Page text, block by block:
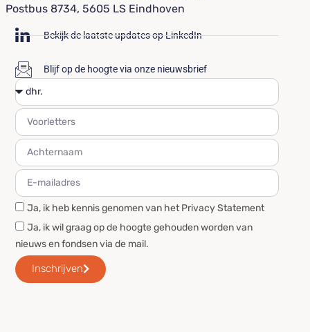
Postbus 8734, 5605 LS Eindhoven
Bekijk de laatste updates op LinkedIn
Blijf op de hoogte via onze nieuwsbrief
Ja, ik heb kennis genomen van het Privacy Statement
Ja, ik wil graag op de hoogte gehouden worden van
nieuws en fondsen via de mail.
Inschrijven